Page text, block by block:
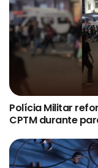
Polícia Militar
CPTM durante